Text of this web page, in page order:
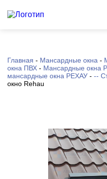
Главная - Мансардные окна -
окна ПВХ - Мансардные окна
мансардные окна РЕХАУ - --
окно Rehau